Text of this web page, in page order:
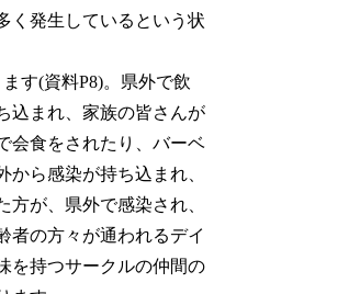
く発生しているという状
す(資料P8)。県外で飲
込まれ、家族の皆さんが
会食をされたり、バーベ
ら感染が持ち込まれ、
が、県外で感染され、
者の方々が通われるデイ
を持つサークルの仲間の